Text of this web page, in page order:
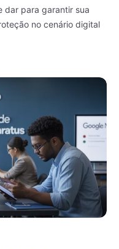
dar para garantir sua
no cenário digital